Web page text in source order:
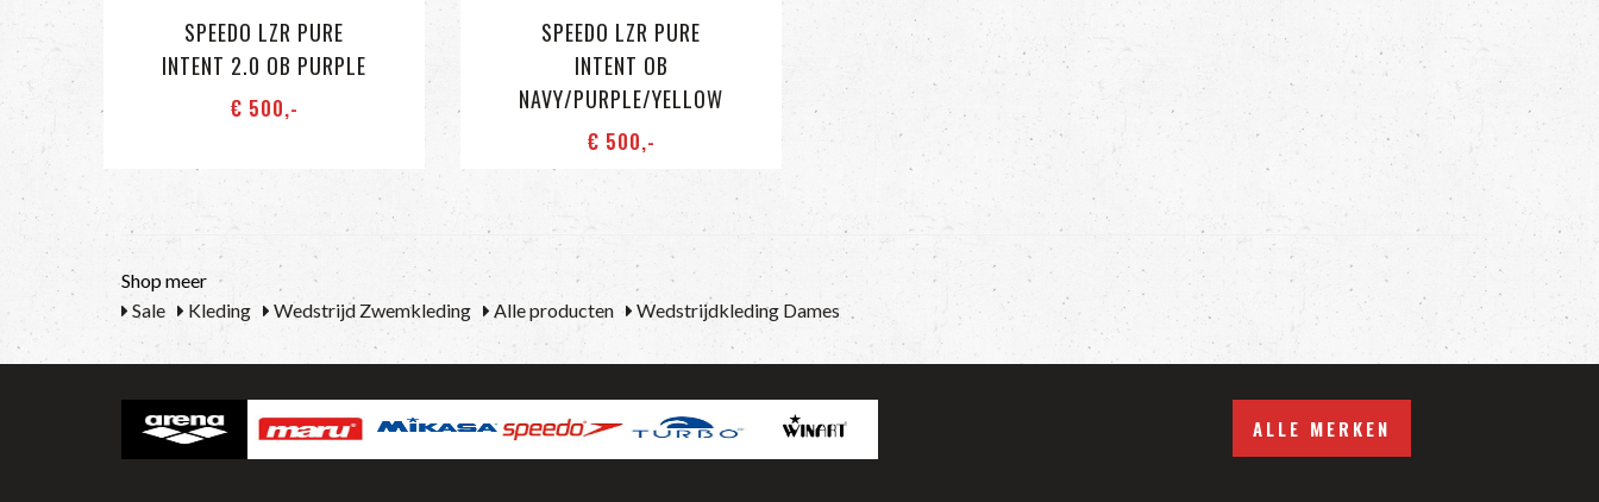
SPEEDO LZR PURE
INTENT 2.0 OB PURPLE
€ 500,-
SPEEDO LZR PURE
INTENT OB
NAVY/PURPLE/YELLOW
€ 500,-
Shop meer
Sale
Kleding Wedstrijd Zwemkleding Alle producten Wedstrijdkleding Dames
ALLE MERKEN